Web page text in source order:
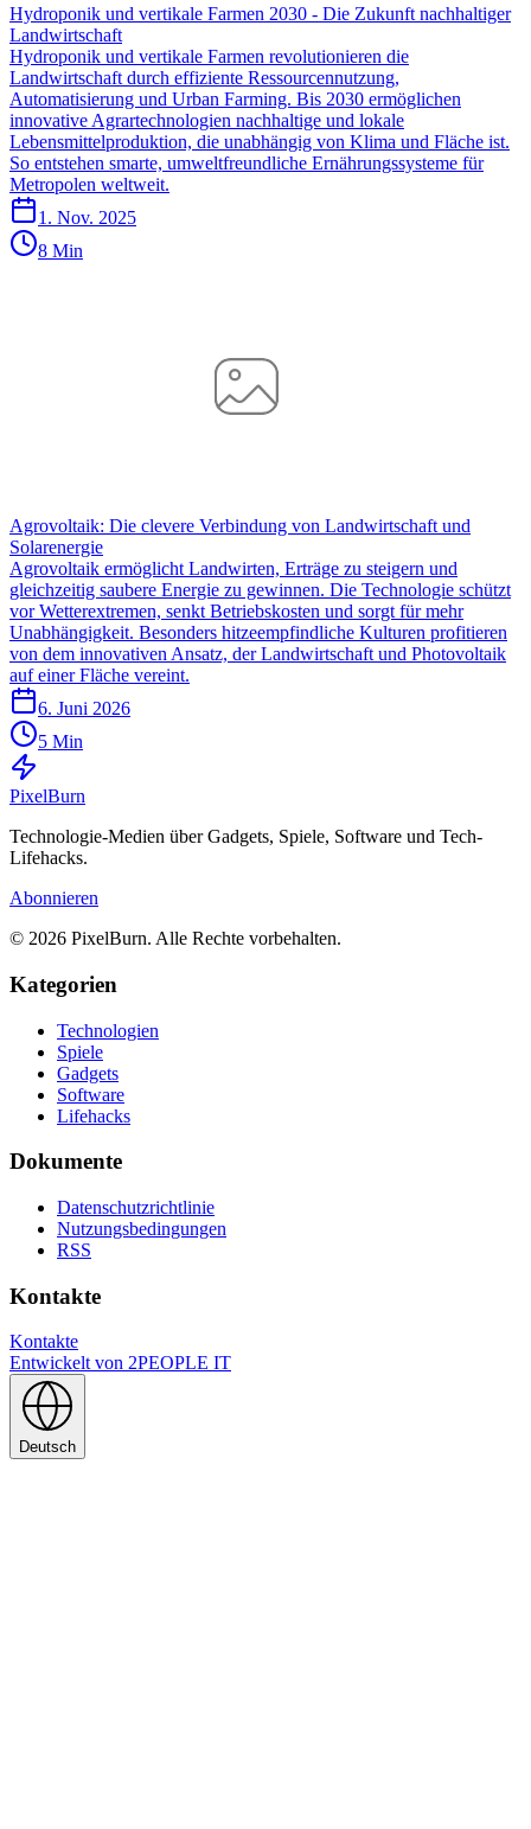
Hydroponik und vertikale Farmen 2030 - Die Zukunft nachhaltiger
Landwirtschaft
Hydroponik und vertikale Farmen revolutionieren die
Landwirtschaft durch effiziente Ressourcennutzung,
Automatisierung und Urban Farming. Bis 2030 ermöglichen
innovative Agrartechnologien nachhaltige und lokale
Lebensmittelproduktion, die unabhängig von Klima und Fläche ist.
So entstehen smarte, umweltfreundliche Ernährungssysteme für
Metropolen weltweit.
1. Nov. 2025
8 Min
Agrovoltaik: Die clevere Verbindung von Landwirtschaft und
Solarenergie
Agrovoltaik ermöglicht Landwirten, Erträge zu steigern und
gleichzeitig saubere Energie zu gewinnen. Die Technologie schützt
vor Wetterextremen, senkt Betriebskosten und sorgt für mehr
Unabhängigkeit. Besonders hitzeempfindliche Kulturen profitieren
von dem innovativen Ansatz, der Landwirtschaft und Photovoltaik
auf einer Fläche vereint.
6. Juni 2026
5 Min
PixelBurn
Technologie-Medien über Gadgets, Spiele, Software und Tech-
Lifehacks.
Abonnieren
© 2026 PixelBurn. Alle Rechte vorbehalten.
Kategorien
Technologien
Spiele
Gadgets
Software
Lifehacks
Dokumente
Datenschutzrichtlinie
Nutzungsbedingungen
RSS
Kontakte
Kontakte
Entwickelt von 2PEOPLE IT
Deutsch